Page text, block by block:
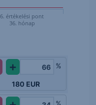
6. értékelési pont
36. hónap
%
180 EUR
%